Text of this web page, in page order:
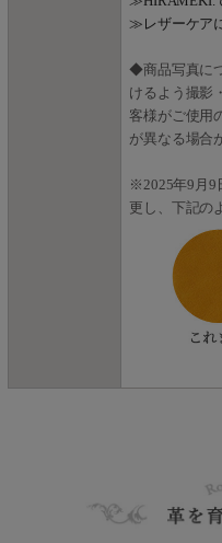
≫レザーケア
◆商品写真に
けるよう撮影
客様がご使用
が異なる場合
※2025年9月9
更し、下記の